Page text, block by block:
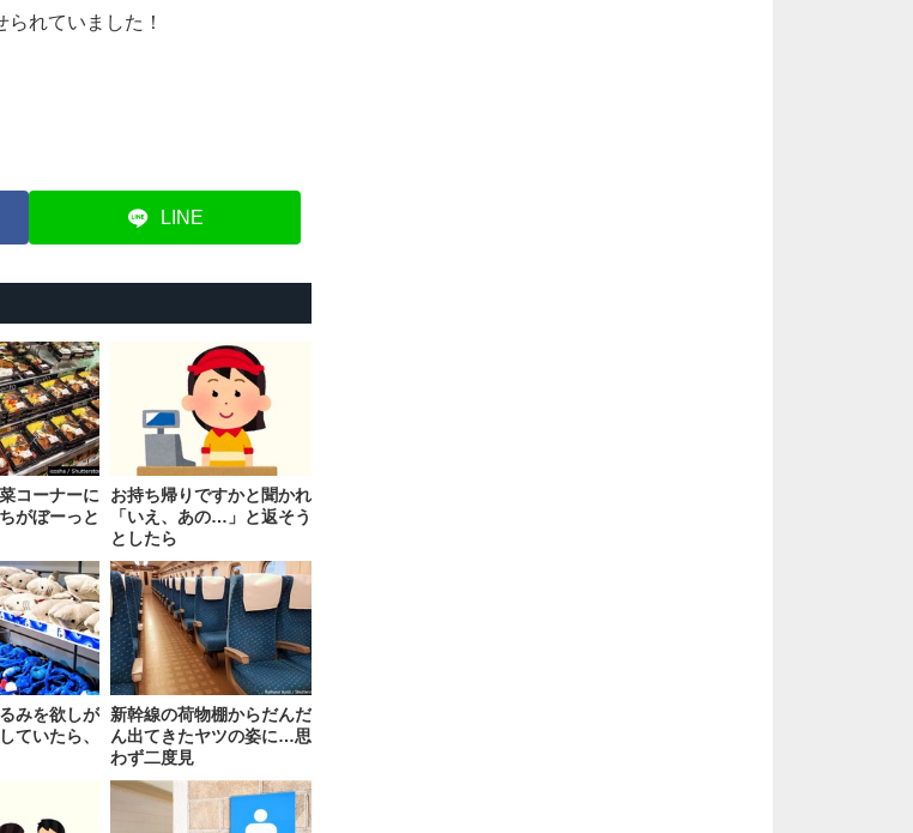
れていました！
LINE
コーナーに
がぼーっと
お持ち帰りですかと聞かれ
「いえ、あの…」と返そう
としたら
みを欲しが
ていたら、
新幹線の荷物棚からだんだ
ん出てきたヤツの姿に…思
わず二度見